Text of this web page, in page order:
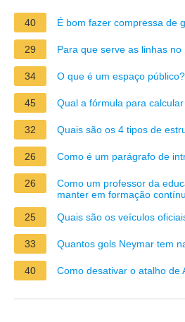
40 É bom fazer compressa de
29 Para que serve as linhas
34 O que é um espaço público?
45 Qual a fórmula para
32 Quais são os 4 tipos de
26 Como é um parágrafo de
26
Como um professor da
manter em formação
25
Quais são os veículos
33 Quantos gols Neymar tem
40 Como desativar o atalho de